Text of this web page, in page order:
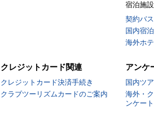
宿泊施
契約バ
国内宿
海外ホ
クレジットカード関連
クレジットカード決済手続き
クラブツーリズムカードのご案内
アンケ
国内ツ
海外・
ンケート